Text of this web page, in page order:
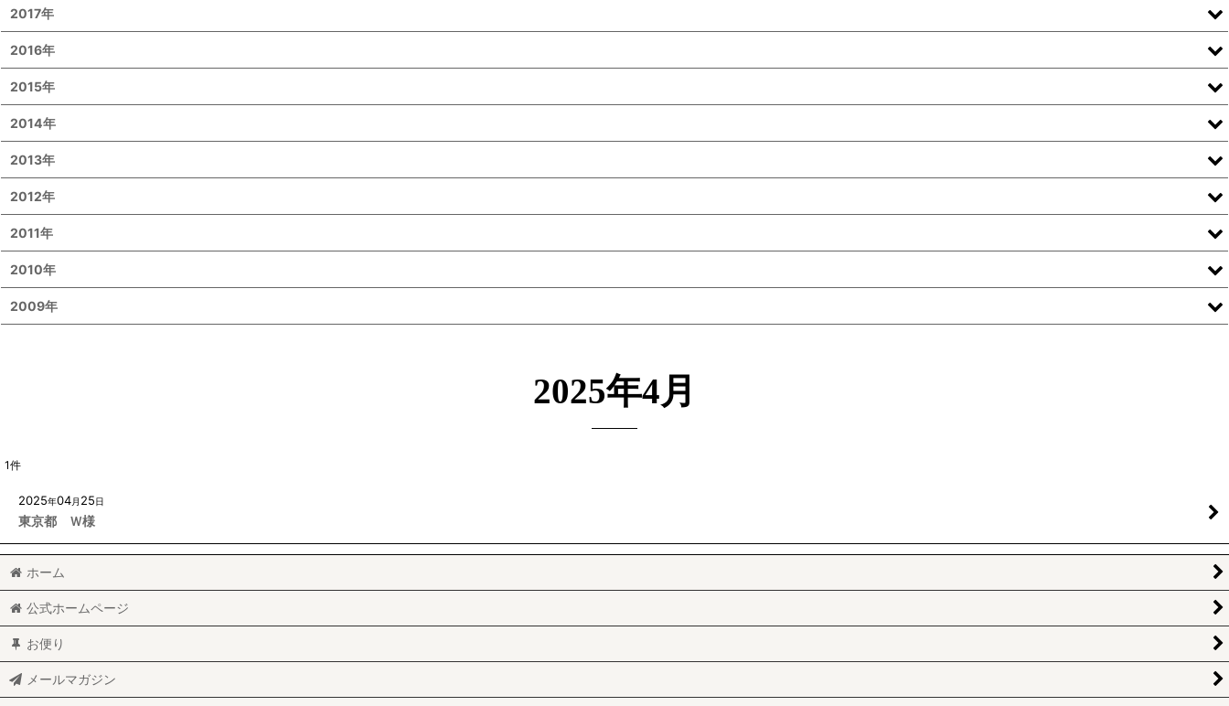
2025年4月
1件
2025年04月 25日
東京都 Ｗ様
2017年
2016年
2015年
2014年
2013年
2012年
2011年
2010年
2009年
ホーム
公式ホームページ
お便り
メールマガジン